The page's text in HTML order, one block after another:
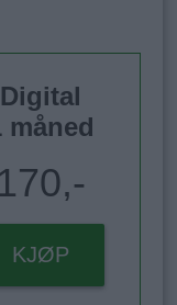
Digital
måned
170,-
KJØP